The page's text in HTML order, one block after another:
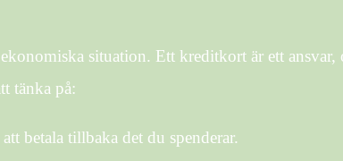
situation. Ett kreditkort är ett ansvar,
tänka på:
betala tillbaka det du spenderar.